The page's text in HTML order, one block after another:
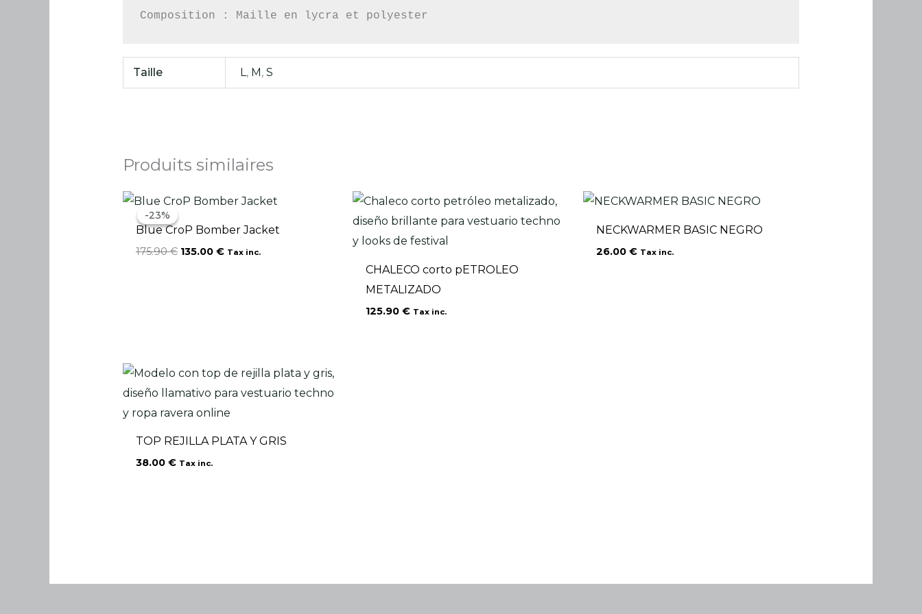
Composition : Maille en lycra et polyester
Taille L, M,S
Produits similaires
-23%
-23%
Blue CroP Bomber Jacket
175.90€
Le
était :
175.90 €.
135.00 €
Le
est :
135.00 €.
Tax inc.
CHALECO corto pETROLEO
METALIZADO
125.90€ Tax inc.
NECKWARMER BASIC NEGRO
26.00 € Tax inc.
TOP REJILLA PLATA Y GRIS
38.00 € Tax inc.